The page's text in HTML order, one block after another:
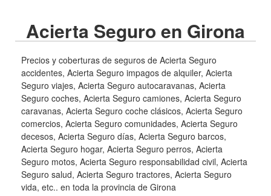
Acierta Seguro en Girona
Precios y coberturas de seguros de Acierta Seguro
accidentes, Acierta Seguro impagos de alquiler, Acierta
Seguro viajes, Acierta Seguro autocaravanas, Acierta
Seguro coches, Acierta Seguro camiones, Acierta Seguro
caravanas, Acierta Seguro coche clásicos, Acierta Seguro
comercios, Acierta Seguro comunidades, Acierta Seguro
decesos, Acierta Seguro días, Acierta Seguro barcos,
Acierta Seguro hogar, Acierta Seguro perros, Acierta
Seguro motos, Acierta Seguro responsabilidad civil, Acierta
Seguro salud, Acierta Seguro tractores, Acierta Seguro
vida, etc.. en toda la provincia de Girona